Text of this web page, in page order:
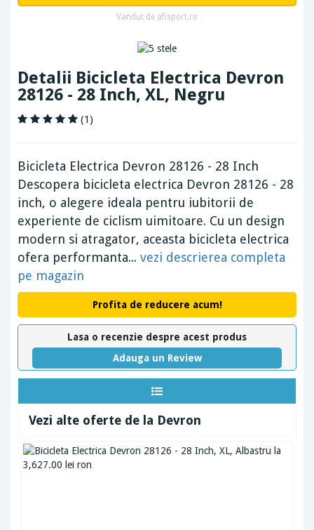
Vandut de afisport.ro
Detalii Bicicleta Electrica Devron
28126 - 28 Inch, XL, Negru
(1)
Bicicleta Electrica Devron 28126 - 28 Inch
Descopera bicicleta electrica Devron 28126 - 28
inch, o alegere ideala pentru iubitorii de
experiente de ciclism uimitoare. Cu un design
modern si atragator, aceasta bicicleta electrica
ofera performanta... vezi descrierea completa
pe magazin
Profita de reducere acum!
Lasa o recenzie despre acest produs
Adauga un Review
Vezi alte oferte de la Devron